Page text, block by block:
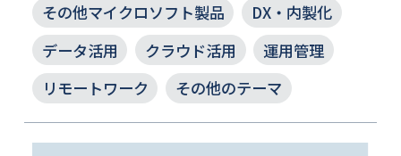
その他マイクロソフト製品
DX・内製化
データ活用
クラウド活用
運用管理
リモートワーク
その他のテーマ